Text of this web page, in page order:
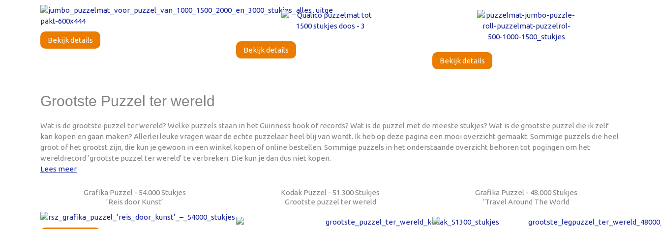
Bekijk details
Bekijk details
Bekijk details
Grootste Puzzel ter wereld
Wat is de grootste puzzel ter wereld? Welke puzzels staan in het Guinness book of records? Wat is de puzzel met de meeste stukjes? Wat is de grootste puzzel die ik zelf
kan kopen en gaan maken? Allerlei leuke vragen waar de echte puzzelaar heel blij van wordt. Ik heb op deze pagina een mooi overzicht gemaakt. Sommige puzzels die heel
groot of het grootst zijn, die kun je gewoon in een winkel kopen of online bestellen. Sommige puzzels in het onderstaande overzicht behoren tot pogingen om het
wereldrecord ‘grootste puzzel ter wereld’ te verbreken. Die kun je dan dus niet kopen.
Lees meer
Grafika Puzzel - 54.000 Stukjes
‘Reis door Kunst’
Kodak Puzzel - 51.300 Stukjes
Grootste puzzel ter wereld
Grafika Puzzel - 48.000 Stukjes
‘Travel Around The World